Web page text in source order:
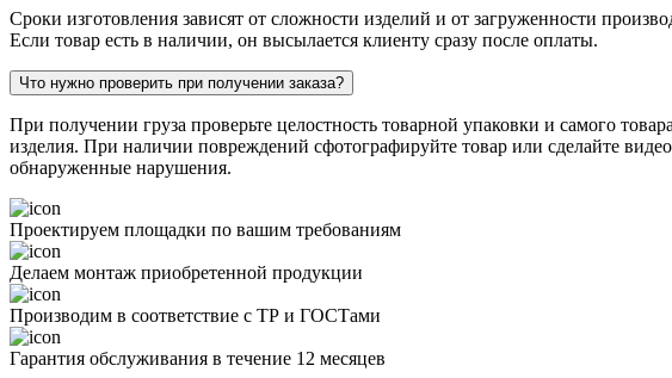
Сроки изготовления зависят от сложности изделий и от загруженности
Если товар есть в наличии, он высылается клиенту сразу после оплаты.
Что нужно проверить при получении заказа?
При получении груза проверьте целостность товарной упаковки и самого
изделия. При наличии повреждений сфотографируйте товар или сделайте
обнаруженные нарушения.
Проектируем площадки по вашим требованиям
Делаем монтаж приобретенной продукции
Производим в соответствие с ТР и ГОСТами
Гарантия обслуживания в течение 12 месяцев